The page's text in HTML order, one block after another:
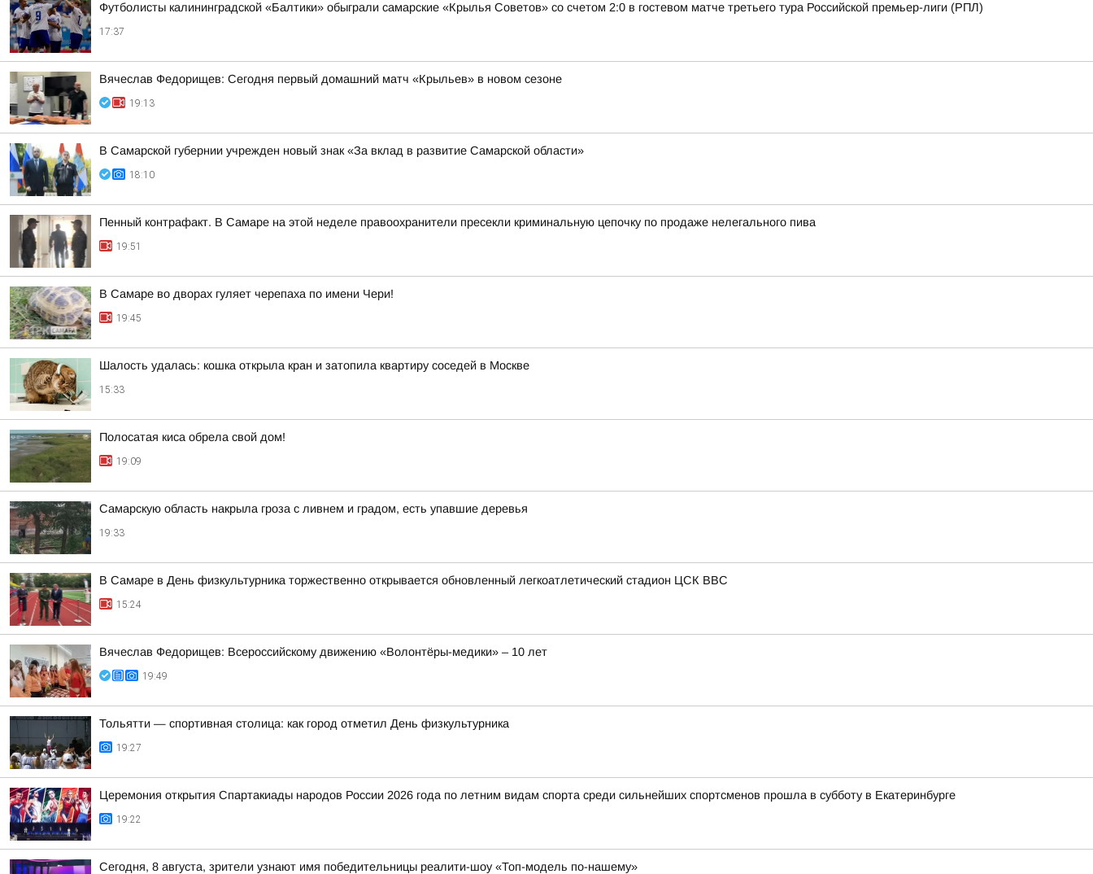
Футболисты калининградской «Балтики» обыграли самарские «Крылья Советов» со счетом 2:0 в гостевом матче третьего тура Российской премьер-лиги (РПЛ)
17:37
Вячеслав Федорищев: Сегодня первый домашний матч «Крыльев» в новом сезоне
19:13
В Самарской губернии учрежден новый знак «За вклад в развитие Самарской области»
18:10
Пенный контрафакт. В Самаре на этой неделе правоохранители пресекли криминальную цепочку по продаже нелегального пива
19:51
В Самаре во дворах гуляет черепаха по имени Чери!
19:45
Шалость удалась: кошка открыла кран и затопила квартиру соседей в Москве
15:33
Полосатая киса обрела свой дом!
19:09
Самарскую область накрыла гроза с ливнем и градом, есть упавшие деревья
19:33
В Самаре в День физкультурника торжественно открывается обновленный легкоатлетический стадион ЦСК ВВС
15:24
Вячеслав Федорищев: Всероссийскому движению «Волонтёры-медики» – 10 лет
19:49
Тольятти — спортивная столица: как город отметил День физкультурника
19:27
Церемония открытия Спартакиады народов России 2026 года по летним видам спорта среди сильнейших спортсменов прошла в субботу в Екатеринбурге
19:22
Сегодня, 8 августа, зрители узнают имя победительницы реалити-шоу «Топ-модель по-нашему»